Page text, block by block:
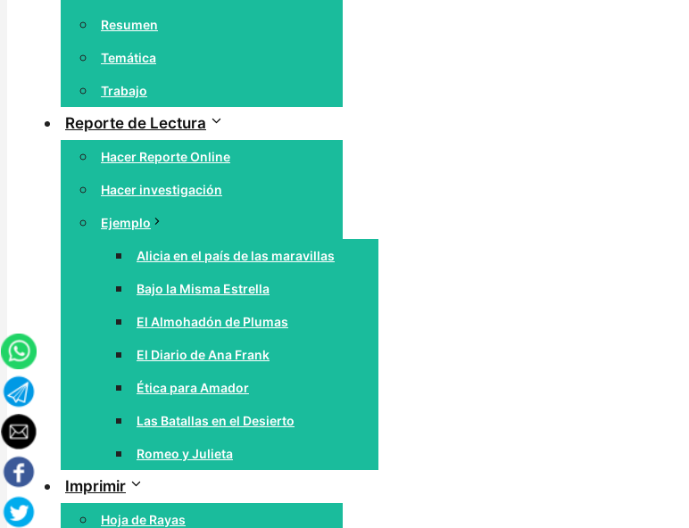
Resumen
Temática
Trabajo
Reporte de Lectura
Hacer Reporte Online
Hacer investigación
Ejemplo
Alicia en el país de las maravillas
Bajo la Misma Estrella
El Almohadón de Plumas
El Diario de Ana Frank
Ética para Amador
Las Batallas en el Desierto
Romeo y Julieta
Imprimir
Hoja de Rayas